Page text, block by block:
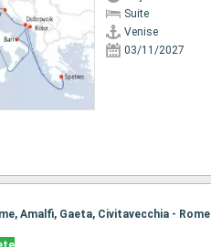
Suite
Venise
03/11/2027
Amalfi, Gaeta, Civitavecchia - Rome